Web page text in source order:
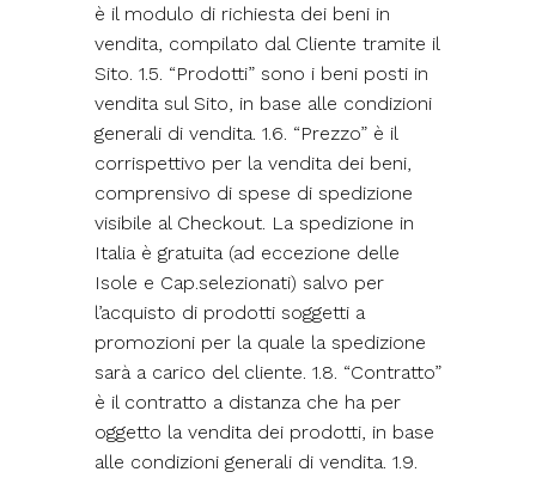
è il modulo di richiesta dei beni in
vendita, compilato dal Cliente tramite il
Sito. 1.5. “Prodotti” sono i beni posti in
vendita sul Sito, in base alle condizioni
generali di vendita. 1.6. “Prezzo” è il
corrispettivo per la vendita dei beni,
comprensivo di spese di spedizione
visibile al Checkout. La spedizione in
Italia è gratuita (ad eccezione delle
Isole e Cap.selezionati) salvo per
l’acquisto di prodotti soggetti a
promozioni per la quale la spedizione
sarà a carico del cliente. 1.8. “Contratto”
è il contratto a distanza che ha per
oggetto la vendita dei prodotti, in base
alle condizioni generali di vendita. 1.9.